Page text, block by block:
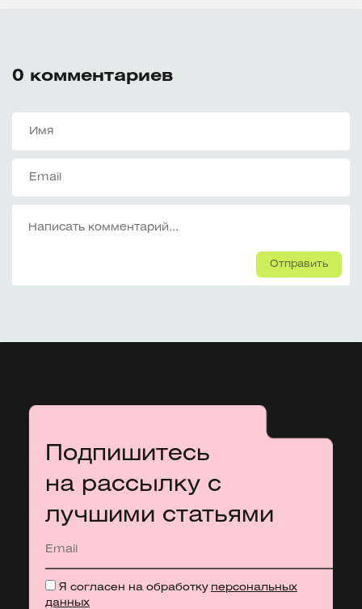
0 комментариев
Отправить
Подпишитесь
на рассылку с
лучшими статьями
Я согласен на обработку персональных
данных